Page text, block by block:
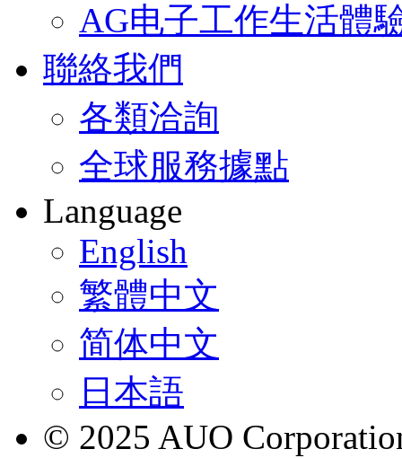
AG电子工作生活體
聯絡我們
各類洽詢
全球服務據點
Language
English
繁體中文
简体中文
日本語
© 2025 AUO